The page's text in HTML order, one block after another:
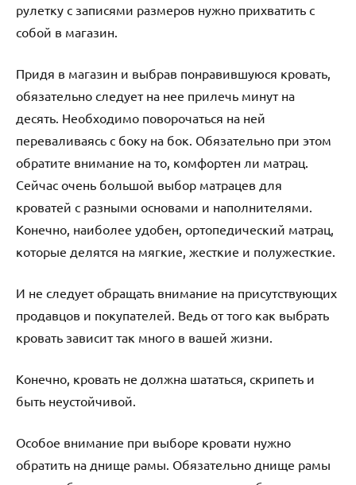
рулетку с записями размеров нужно прихватить с
собой в магазин.
Придя в магазин и выбрав понравившуюся кровать,
обязательно следует на нее прилечь минут на
десять. Необходимо поворочаться на ней
переваливаясь с боку на бок. Обязательно при этом
обратите внимание на то, комфортен ли матрац.
Сейчас очень большой выбор матрацев для
кроватей с разными основами и наполнителями.
Конечно, наиболее удобен, ортопедический матрац,
которые делятся на мягкие, жесткие и полужесткие.
И не следует обращать внимание на присутствующих
продавцов и покупателей. Ведь от того как выбрать
кровать зависит так много в вашей жизни.
Конечно, кровать не должна шататься, скрипеть и
быть неустойчивой.
Особое внимание при выборе кровати нужно
обратить на днище рамы. Обязательно днище рамы